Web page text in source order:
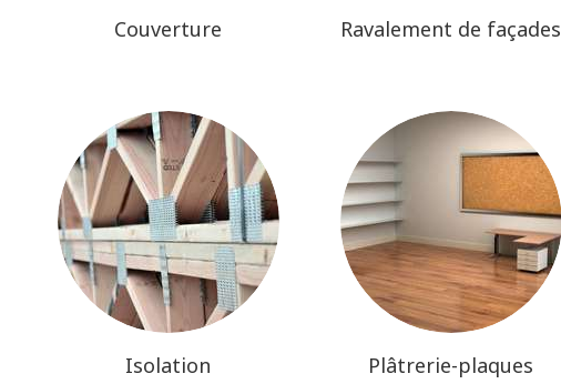
Couverture Ravalement de façades
Isolation Plâtrerie-plaques